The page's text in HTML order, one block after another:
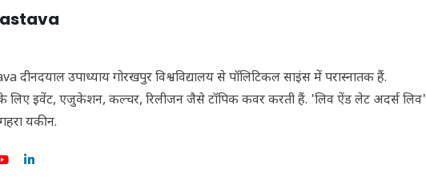
दीनदयाल उपाध्याय गोरखपुर विश्वविद्यालय से पॉलिटिकल साइंस में परास्नातक हैं.
लिए इवेंट, एजुकेशन, कल्चर, रिलीजन जैसे टॉपिक कवर करती हैं. 'लिव ऐंड लेट अदर्स लिव'
यकीन.
पंखे
भावुक
यहीं
जिस कमरे में बिना बिजली-पंखे